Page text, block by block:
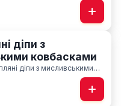
діпи з
ковбасками
діпи з мисливськими
у печі із соусом BBQ